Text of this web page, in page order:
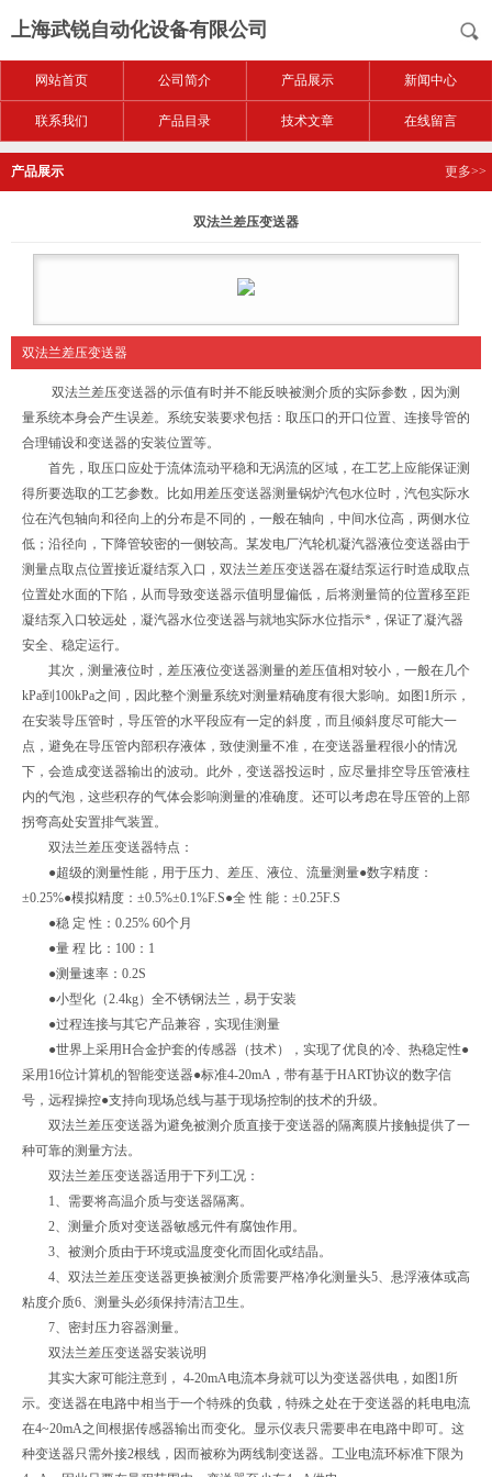
上海武锐自动化设备有限公司
网站首页 公司简介 产品展示 新闻中心
联系我们 产品目录 技术文章 在线留言
产品展示 更多>>
双法兰差压变送器
双法兰差压变送器
双法兰差压变送器的示值有时并不能反映被测介质的实际参数，因为测
量系统本身会产生误差。系统安装要求包括：取压口的开口位置、连接导管的
合理铺设和变送器的安装位置等。
首先，取压口应处于流体流动平稳和无涡流的区域，在工艺上应能保证测
得所要选取的工艺参数。比如用差压变送器测量锅炉汽包水位时，汽包实际水
位在汽包轴向和径向上的分布是不同的，一般在轴向，中间水位高，两侧水位
低；沿径向，下降管较密的一侧较高。某发电厂汽轮机凝汽器液位变送器由于
测量点取点位置接近凝结泵入口，双法兰差压变送器在凝结泵运行时造成取点
位置处水面的下陷，从而导致变送器示值明显偏低，后将测量筒的位置移至距
凝结泵入口较远处，凝汽器水位变送器与就地实际水位指示*，保证了凝汽器
安全、稳定运行。
其次，测量液位时，差压液位变送器测量的差压值相对较小，一般在几个
kPa到100kPa之间，因此整个测量系统对测量精确度有很大影响。如图1所示，
在安装导压管时，导压管的水平段应有一定的斜度，而且倾斜度尽可能大一
点，避免在导压管内部积存液体，致使测量不准，在变送器量程很小的情况
下，会造成变送器输出的波动。此外，变送器投运时，应尽量排空导压管液柱
内的气泡，这些积存的气体会影响测量的准确度。还可以考虑在导压管的上部
拐弯高处安置排气装置。
双法兰差压变送器特点：
●超级的测量性能，用于压力、差压、液位、流量测量●数字精度：
±0.25%●模拟精度：±0.5%±0.1%F.S●全 性 能：±0.25F.S
●稳 定 性：0.25% 60个月
●量 程 比：100：1
●测量速率：0.2S
●小型化（2.4kg）全不锈钢法兰，易于安装
●过程连接与其它产品兼容，实现佳测量
●世界上采用H合金护套的传感器（技术），实现了优良的冷、热稳定性●
采用16位计算机的智能变送器●标准4-20mA，带有基于HART协议的数字信
号，远程操控●支持向现场总线与基于现场控制的技术的升级。
双法兰差压变送器为避免被测介质直接于变送器的隔离膜片接触提供了一
种可靠的测量方法。
双法兰差压变送器适用于下列工况：
1、需要将高温介质与变送器隔离。
2、测量介质对变送器敏感元件有腐蚀作用。
3、被测介质由于环境或温度变化而固化或结晶。
4、双法兰差压变送器更换被测介质需要严格净化测量头5、悬浮液体或高
粘度介质6、测量头必须保持清洁卫生。
7、密封压力容器测量。
双法兰差压变送器安装说明
其实大家可能注意到， 4-20mA电流本身就可以为变送器供电，如图1所
示。变送器在电路中相当于一个特殊的负载，特殊之处在于变送器的耗电电流
在4~20mA之间根据传感器输出而变化。显示仪表只需要串在电路中即可。这
种变送器只需外接2根线，因而被称为两线制变送器。工业电流环标准下限为